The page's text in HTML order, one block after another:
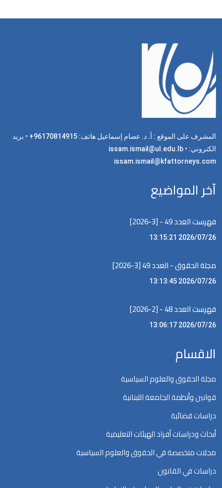
المشرف على الموقع : أ. د. عصام إسماعيل هاتف: 96170814915+ • بريد
الكتروني: issam.ismail@ul.edu.lb •
issam.ismail@kfattorneys.com
آخر المواضيع
فهرست العدد 49 - [3-2026]
2026/07/26 13:15:21
مجلة الحقوق - العدد 49 [3-2026]
2026/07/26 13:13:45
فهرست العدد 48 - [2-2026]
2026/07/26 13:06:17
الاقسام
مجلة الحقوق والعلوم السياسية
قوانين وأنظمة الجامعة اللبنانية
دراسات قضائية
أبحاث ودراسات أفراد الهيئات التعليمية
مجلات متخصصة في الحقوق والعلوم السياسية
دراسات في القانون